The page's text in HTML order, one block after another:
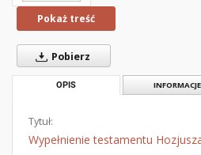
Pokaż treść
Pobierz
OPIS INFORMACJE
Tytuł:
Wypełnienie testamentu